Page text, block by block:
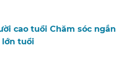
cao tuổi Chăm sóc ngắn
lớn tuổi​​